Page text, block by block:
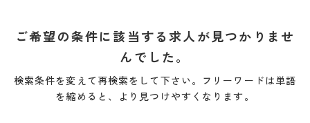
ご希望の条件に該当する求人が見つかりませ
んでした。
検索条件を変えて再検索をして下さい。フリーワードは単語
を縮めると、より見つけやすくなります。